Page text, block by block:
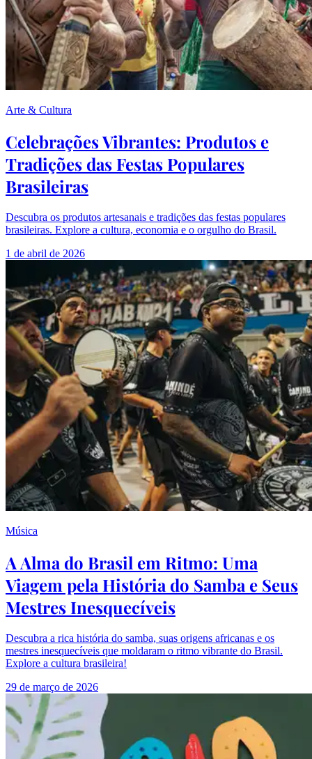
Arte & Cultura
Celebrações Vibrantes: Produtos e
Tradições das Festas Populares
Brasileiras
Descubra os produtos artesanais e tradições das festas populares
brasileiras. Explore a cultura, economia e o orgulho do Brasil.
1 de abril de 2026
Música
A Alma do Brasil em Ritmo: Uma
Viagem pela História do Samba e Seus
Mestres Inesquecíveis
Descubra a rica história do samba, suas origens africanas e os
mestres inesquecíveis que moldaram o ritmo vibrante do Brasil.
Explore a cultura brasileira!
29 de março de 2026